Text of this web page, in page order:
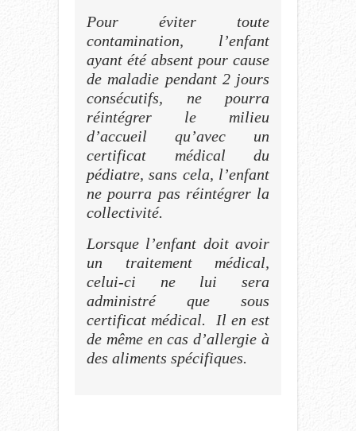
Pour éviter toute
contamination, l’enfant
ayant été absent pour cause
de maladie pendant 2 jours
consécutifs, ne pourra
réintégrer le milieu
d’accueil qu’avec un
certificat médical du
pédiatre, sans cela, l’enfant
ne pourra pas réintégrer la
collectivité.
Lorsque l’enfant doit avoir
un traitement médical,
celui-ci ne lui sera
administré que sous
certificat médical. Il en est
de même en cas d’allergie à
des aliments spécifiques.